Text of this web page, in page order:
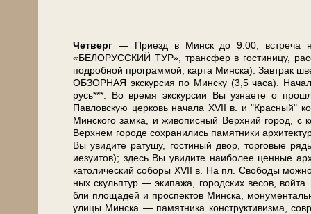
Чет­верг — При­езд в Минск до 9.00, встре­ча
«БЕЛОРУССКИЙ ТУР», транс­фер в го­сти­ни­цу,
по­дроб­ной про­грам­мой, кар­та Мин­ска). Завтрак
ОБЗОРНАЯ экскурсия по Мин­ску (3,5 ча­са).
русь***. Во вре­мя экс­кур­сии Вы узна­е­те о
Павловскую цер­ковь на­ча­ла ХVII в. и "Крас­ный"
Мин­ско­го зам­ка, и жи­во­пис­ный Верх­ний го­род, с
Верх­нем го­ро­де со­хра­ни­лись па­мят­ни­ки
Вы уви­ди­те ра­ту­шу, го­сти­ный двор, тор­го­вые
иезуи­тов); здесь Вы уви­ди­те наи­бо­лее цен­ные
ка­то­ли­че­ский со­бо­ры ХVII в. На пл. Сво­бо­ды
ных скульп­тур — эки­па­жа, го­род­ских ве­сов,
бли пло­ща­дей и про­спек­тов Мин­ска,
ули­цы Мин­ска — па­мят­ни­ка кон­ст­рук­ти­виз­ма,